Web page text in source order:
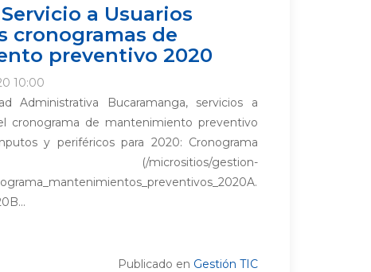
a Usuarios
cronogramas de
preventivo 2020
10:00
Administrativa Bucaramanga, servicios a
cronograma de mantenimiento preventivo
y periféricos para 2020: Cronograma
gestion-
Publicado en Gestión TIC